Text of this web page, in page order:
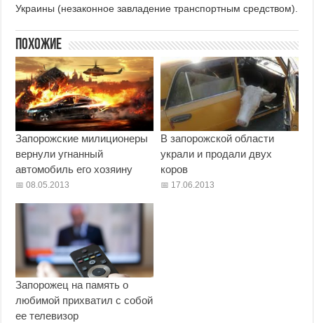
Украины (незаконное завладение транспортным средством).
Похожие
Запорожские милиционеры
вернули угнанный
автомобиль его хозяину
08.05.2013
В запорожской области
украли и продали двух
коров
17.06.2013
Запорожец на память о
любимой прихватил с собой
ее телевизор